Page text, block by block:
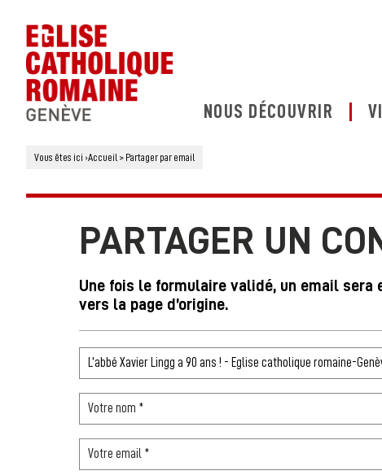
NOUS DÉCOUVRIR
Vous êtes ici ›Accueil > Partager par email
PARTAGER UN
Une fois le formulaire validé, un email
vers la page d’origine.